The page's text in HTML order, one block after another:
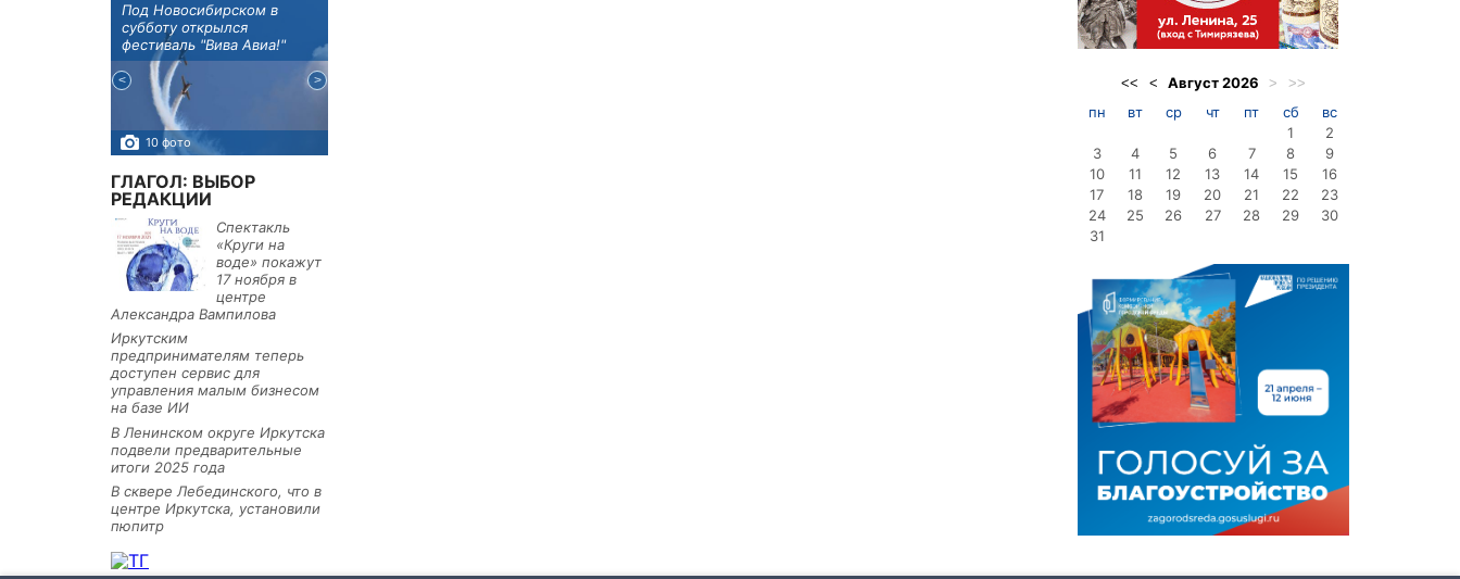
Под Новосибирском в
субботу открылся
фестиваль "Вива Авиа!"
10 фото
ГЛАГОЛ: ВЫБОР
РЕДАКЦИИ
Спектакль
«Круги на
воде» покажут
17 ноября в
центре
Александра Вампилова
Иркутским
предпринимателям теперь
доступен сервис для
управления малым бизнесом
на базе ИИ
В Ленинском округе Иркутска
подвели предварительные
итоги 2025 года
В сквере Лебединского, что в
центре Иркутска, установили
пюпитр
<< < Август2026 > >>
пн вт ср чт пт сб
вс
1
2
3
4 5 6 7 8
9
10
11 12 13 14 15
16
17
18 19 20 21 22
23
24
25 26 27 28 29
30
31